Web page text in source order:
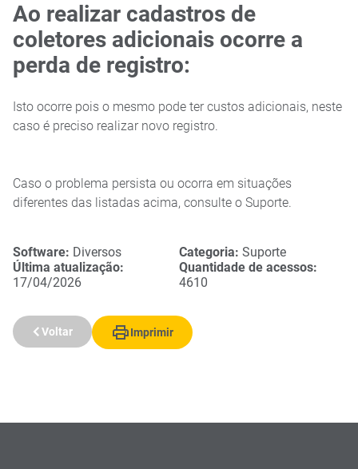
Ao realizar cadastros de
coletores adicionais ocorre a
perda de registro:
Isto ocorre pois o mesmo pode ter custos adicionais, neste
caso é preciso realizar novo registro.
Caso o problema persista ou ocorra em situações
diferentes das listadas acima, consulte o Suporte.
Software: Diversos Categoria: Suporte
Última atualização:
17/04/2026
Quantidade de acessos:
4610
Voltar Imprimir